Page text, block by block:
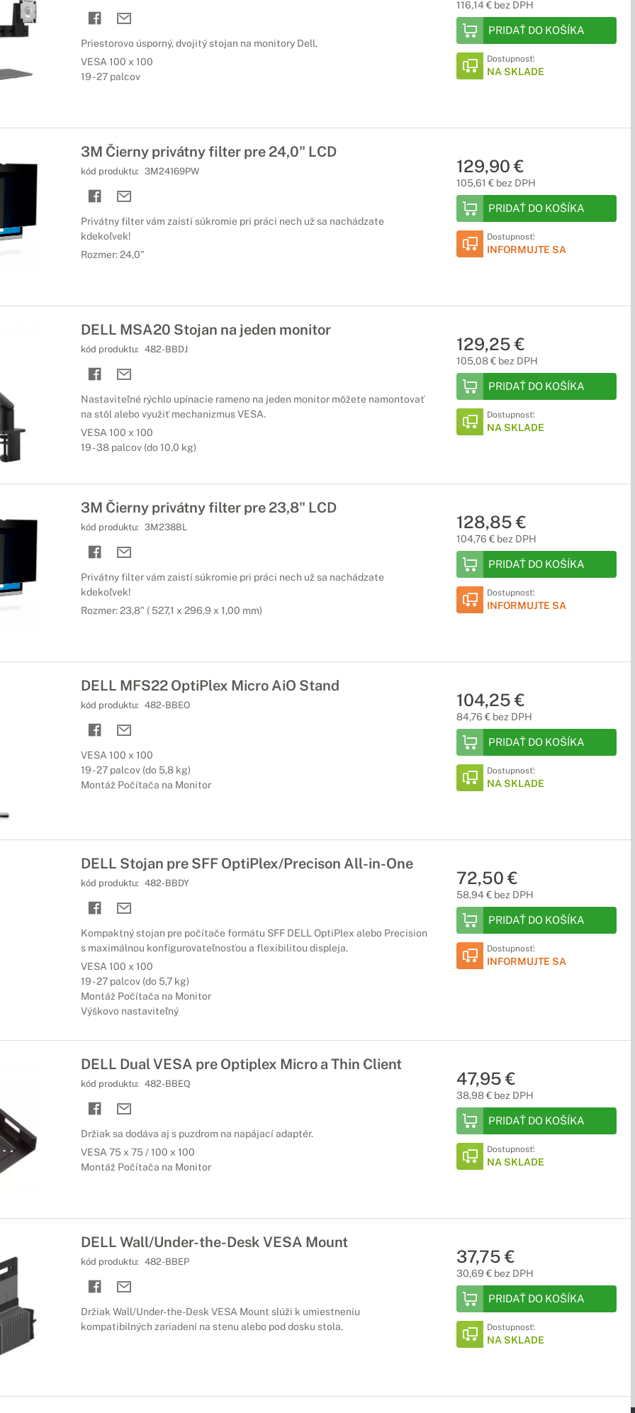
Priestorovo úsporný, dvojitý stojan na monitory Dell.
VESA 100 x 100
19 - 27 palcov
116,14 € bez DPH
PRIDAŤ DO KOŠÍKA
Dostupnosť:
NA SKLADE
3M Čierny privátny filter pre 24,0" LCD
kód produktu: 3M24169PW
Privátny filter vám zaistí súkromie pri práci nech už sa nachádzate
kdekoľvek!
Rozmer: 24,0"
129,90 €
105,61 € bez DPH
PRIDAŤ DO KOŠÍKA
Dostupnosť:
INFORMUJTE SA
DELL MSA20 Stojan na jeden monitor
kód produktu: 482-BBDJ
Nastaviteľné rýchlo upínacie rameno na jeden monitor môžete namontovať
na stôl alebo využiť mechanizmus VESA.
VESA 100 x 100
19 - 38 palcov (do 10,0 kg)
129,25 €
105,08 € bez DPH
PRIDAŤ DO KOŠÍKA
Dostupnosť:
NA SKLADE
3M Čierny privátny filter pre 23,8" LCD
kód produktu: 3M238BL
Privátny filter vám zaistí súkromie pri práci nech už sa nachádzate
kdekoľvek!
Rozmer: 23,8" ( 527,1 x 296,9 x 1,00 mm)
128,85 €
104,76 € bez DPH
PRIDAŤ DO KOŠÍKA
Dostupnosť:
INFORMUJTE SA
DELL MFS22 OptiPlex Micro AiO Stand
kód produktu: 482-BBEO
VESA 100 x 100
19 - 27 palcov (do 5,8 kg)
Montáž Počítača na Monitor
104,25 €
84,76 € bez DPH
PRIDAŤ DO KOŠÍKA
Dostupnosť:
NA SKLADE
DELL Stojan pre SFF OptiPlex/Precison All-in-One
kód produktu: 482-BBDY
Kompaktný stojan pre počítače formátu SFF DELL OptiPlex alebo Precision
s maximálnou konfigurovateľnosťou a flexibilitou displeja.
VESA 100 x 100
19 - 27 palcov (do 5,7 kg)
Montáž Počítača na Monitor
Výškovo nastaviteľný
72,50 €
58,94 € bez DPH
PRIDAŤ DO KOŠÍKA
Dostupnosť:
INFORMUJTE SA
DELL Dual VESA pre Optiplex Micro a Thin Client
kód produktu: 482-BBEQ
Držiak sa dodáva aj s puzdrom na napájací adaptér.
VESA 75 x 75 / 100 x 100
Montáž Počítača na Monitor
47,95 €
38,98 € bez DPH
PRIDAŤ DO KOŠÍKA
Dostupnosť:
NA SKLADE
DELL Wall/Under-the-Desk VESA Mount
kód produktu: 482-BBEP
Držiak Wall/Under-the-Desk VESA Mount slúži k umiestneniu
kompatibilných zariadení na stenu alebo pod dosku stola.
37,75 €
30,69 € bez DPH
PRIDAŤ DO KOŠÍKA
Dostupnosť:
NA SKLADE